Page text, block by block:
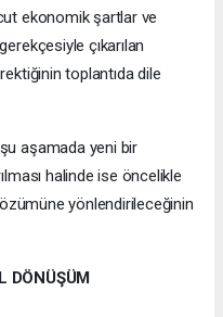
ekonomik şartlar ve
çıkarılan
toplantıda dile
aşamada yeni bir
halinde ise öncelikle
yönlendirileceğinin
DÖNÜŞÜM